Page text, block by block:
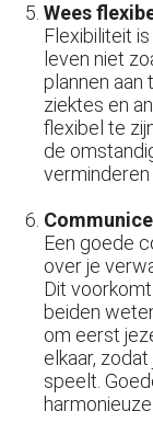
Wees
Flexibiliteit
leven niet
plannen aan
ziektes en
flexibel te
de
Een goede
over je
Dit
beiden
om eerst
elkaar,
speelt.